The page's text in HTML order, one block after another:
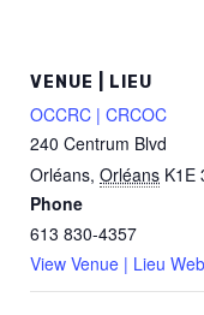
VENUE | LIEU
OCCRC | CRCOC
240 Centrum Blvd
Orléans, Orléans K1E
Phone
613 830-4357
View Venue | Lieu